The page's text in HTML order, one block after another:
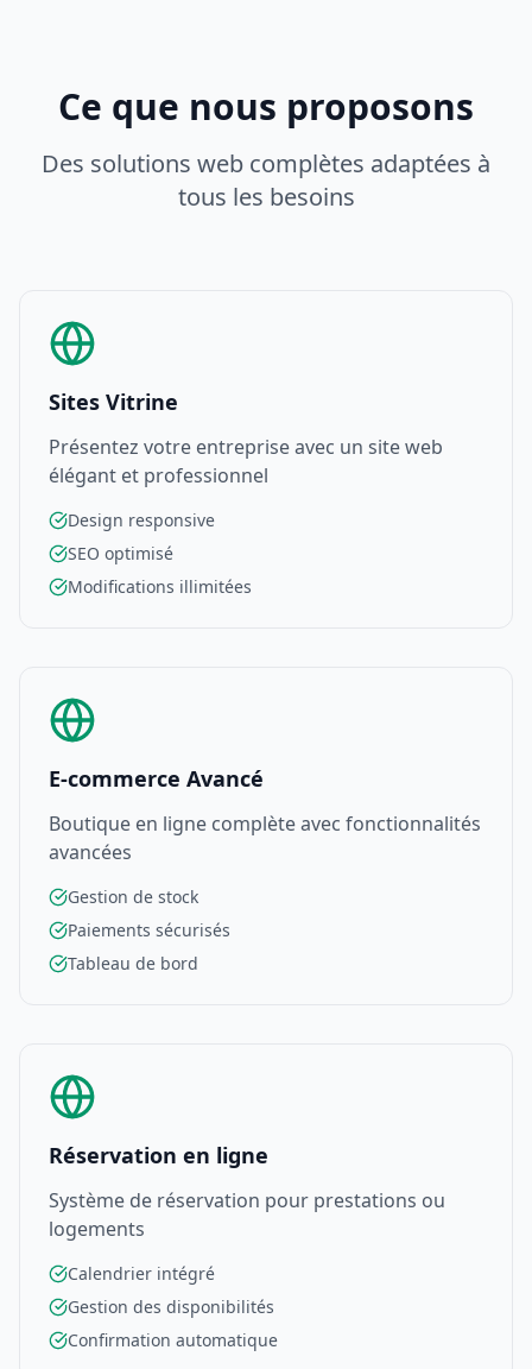
Ce que nous proposons
Des solutions web complètes adaptées à
tous les besoins
Sites Vitrine
Présentez votre entreprise avec un site web
élégant et professionnel
Design responsive
SEO optimisé
Modifications illimitées
E-commerce Avancé
Boutique en ligne complète avec fonctionnalités
avancées
Gestion de stock
Paiements sécurisés
Tableau de bord
Réservation en ligne
Système de réservation pour prestations ou
logements
Calendrier intégré
Gestion des disponibilités
Confirmation automatique